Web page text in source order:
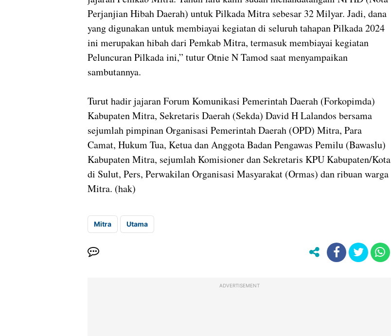
Perjanjian Hibah Daerah) untuk Pilkada Mitra sebesar 32 Milyar. Jadi, dana
yang digunakan untuk membiayai kegiatan di seluruh tahapan Pilkada 2024
ini merupakan hibah dari Pemkab Mitra, termasuk membiayai kegiatan
Peluncuran Pilkada ini,” tutur Otnie N Tamod saat menyampaikan
sambutannya.
Turut hadir jajaran Forum Komunikasi Pemerintah Daerah (Forkopimda)
Kabupaten Mitra, Sekretaris Daerah (Sekda) David H Lalandos bersama
sejumlah pimpinan Organisasi Pemerintah Daerah (OPD) Mitra, Para
Camat, Hukum Tua, Ketua dan Anggota Badan Pengawas Pemilu (Bawaslu)
Kabupaten Mitra, sejumlah Komisioner dan Sekretaris KPU Kabupaten/Kota
di Sulut, Pers, Perwakilan Organisasi Masyarakat (Ormas) dan ribuan warga
Mitra. (hak)
Mitra Utama
ADVERTISEMENT